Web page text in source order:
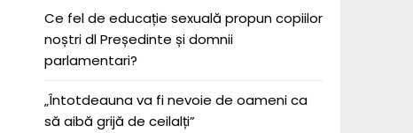
Ce fel de educație sexuală propun copiilor
noștri dl Președinte și domnii
parlamentari?
„Întotdeauna va fi nevoie de oameni ca
să aibă grijă de ceilalți”